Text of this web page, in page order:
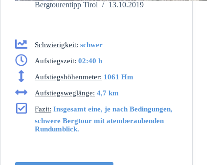
Bergtourentipp Tirol 13.10.2019
Schwierigkeit: schwer
Aufstiegszeit: 02:40 h
Aufstiegshöhenmeter: 1061 Hm
Aufstiegsweglänge: 4,7 km
Fazit: Insgesamt eine, je nach Bedingungen,
schwere Bergtour mit atemberaubenden
Rundumblick.